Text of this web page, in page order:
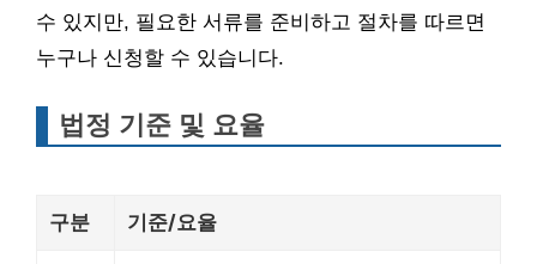
수 있지만, 필요한 서류를 준비하고 절차를 따르면
누구나 신청할 수 있습니다.
법정 기준 및 요율
구분 기준/요율